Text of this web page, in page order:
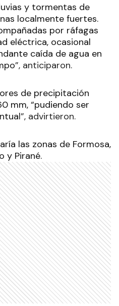
y tormentas de
localmente fuertes.
por ráfagas
eléctrica, ocasional
caída de agua en
”, anticiparon.
de precipitación
mm, “pudiendo ser
l”, advirtieron.
las zonas de Formosa,
y Pirané.